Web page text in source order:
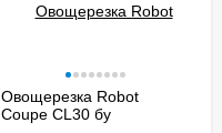
Овощерезка Robot
Coupe CL30 бу